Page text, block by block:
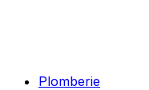
Plomberie